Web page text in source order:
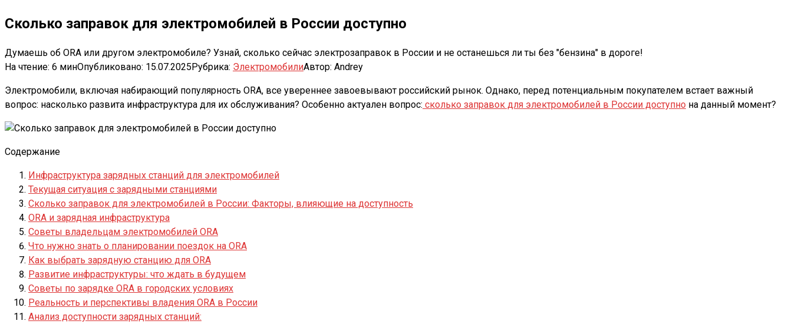
Сколько заправок для электромобилей в России доступно
Думаешь об ORA или другом электромобиле? Узнай, сколько сейчас электрозаправок в России и не останешься ли ты без "бензина" в дороге!
На чтение: 6 минОпубликовано: 15.07.2025Рубрика: ЭлектромобилиАвтор: Andrey
Электромобили, включая набирающий популярность ORA, все увереннее завоевывают российский рынок. Однако, перед потенциальным покупателем встает важный
вопрос: насколько развита инфраструктура для их обслуживания? Особенно актуален вопрос: сколько заправок для электромобилей в России доступно на данный момент?
Содержание
Инфраструктура зарядных станций для электромобилей
Текущая ситуация с зарядными станциями
Сколько заправок для электромобилей в России: Факторы, влияющие на доступность
ORA и зарядная инфраструктура
Советы владельцам электромобилей ORA
Что нужно знать о планировании поездок на ORA
Как выбрать зарядную станцию для ORA
Развитие инфраструктуры: что ждать в будущем
Советы по зарядке ORA в городских условиях
Реальность и перспективы владения ORA в России
Анализ доступности зарядных станций: